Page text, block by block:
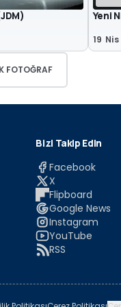
Yeni
19 Nis
FOTOĞRAF
Bizi Takip Edin
Facebook
X
Flipboard
Google News
Instagram
YouTube
RSS